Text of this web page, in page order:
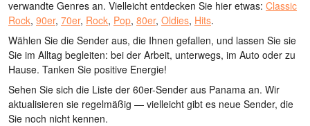
verwandte Genres an. Vielleicht entdecken Sie hier etwas: Classic
Rock, 90er, 70er, Rock, Pop, 80er, Oldies, Hits.
Wählen Sie die Sender aus, die Ihnen gefallen, und lassen Sie sie
Sie im Alltag begleiten: bei der Arbeit, unterwegs, im Auto oder zu
Hause. Tanken Sie positive Energie!
Sehen Sie sich die Liste der 60er-Sender aus Panama an. Wir
aktualisieren sie regelmäßig — vielleicht gibt es neue Sender, die
Sie noch nicht kennen.